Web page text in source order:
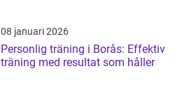
08 januari 2026
Personlig träning i Borås: Effektiv
träning med resultat som håller